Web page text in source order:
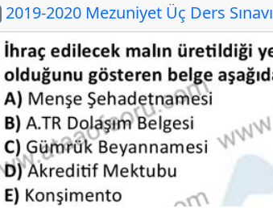
2019-2020 Mezuniyet Üç Ders Sınavı